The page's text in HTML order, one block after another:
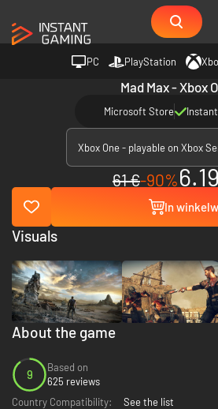
PC PlayStation
Mad Max - Xbox
Microsoft Store
Xbox One - playable on Xbox
61 €-90%
In
About the game
9
Based on
625 reviews
Country Compatibility:
See the list
Visuals